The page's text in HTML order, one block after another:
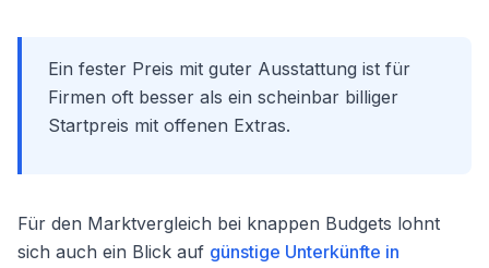
Ein fester Preis mit guter Ausstattung ist für
Firmen oft besser als ein scheinbar billiger
Startpreis mit offenen Extras.
Für den Marktvergleich bei knappen Budgets lohnt
sich auch ein Blick auf günstige Unterkünfte in